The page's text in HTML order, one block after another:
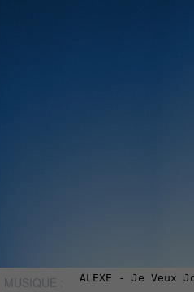
MUSIQUE :